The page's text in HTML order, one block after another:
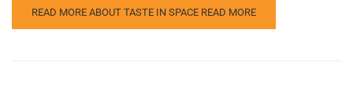
READ MORE ABOUT TASTE IN SPACE READ MORE